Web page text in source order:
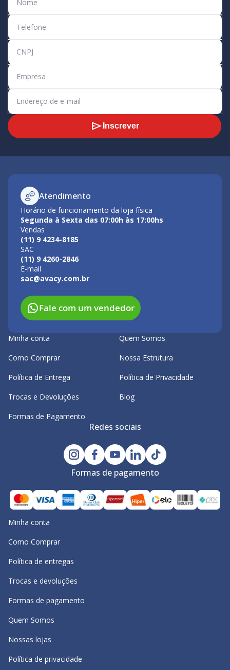
Inscrever
Atendimento
Horário de funcionamento da loja física
Segunda à Sexta das 07:00h às 17:00hs
Vendas
(11) 9 4234-8185
SAC
(11) 9 4260-2846
E-mail
sac@avacy.com.br
Fale com um vendedor
Minha conta
Como Comprar
Política de Entrega
Trocas e Devoluções
Formas de Pagamento
Quem Somos
Nossa Estrutura
Política de Privacidade
Blog
Redes sociais
Formas de pagamento
Minha conta
Como Comprar
Política de entregas
Trocas e devoluções
Formas de pagamento
Quem Somos
Nossas lojas
Política de privacidade